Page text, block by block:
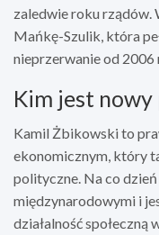
zaledwie roku rządów.
Mańkę-Szulik, która
nieprzerwanie od 2006
Kim jest
Kamil Żbikowski to
ekonomicznym, który
polityczne. Na co
międzynarodowymi i
działalność